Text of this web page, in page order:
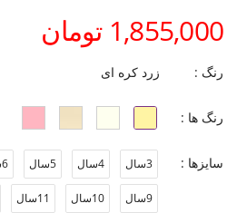
1,855,000 تومان
رنگ : زرد کره ای
رنگ ها :
سایزها : 3سال 4سال 5سال 6سال
9سال 10سال 11سال